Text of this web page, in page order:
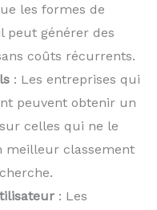
les formes de
peut générer des
coûts récurrents.
: Les entreprises qui
peuvent obtenir un
celles qui ne le
meilleur classement
: Les